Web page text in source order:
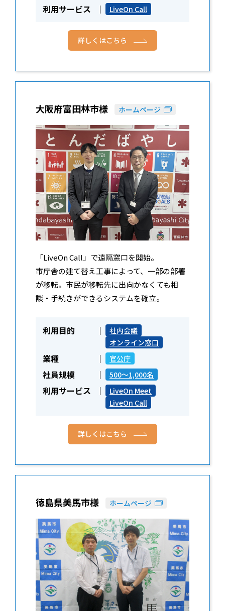
利用サービス LiveOn Call
詳しくはこちら
大阪府富田林市様 ホームページ
「LiveOn Call」で遠隔窓口を開始。
市庁舎の建て替え工事によって、一部の部署
が移転。市民が移転先に出向かなくても相
談・手続きができるシステムを確立。
利用目的
社内会議
オンライン窓口
業種 官公庁
社員規模 500～1,000名
利用サービス
LiveOn Meet
LiveOn Call
詳しくはこちら
徳島県美馬市様 ホームページ